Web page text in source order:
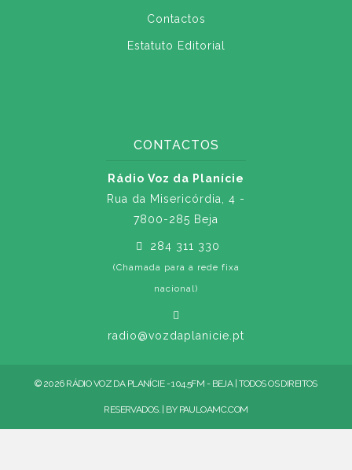
Contactos
Estatuto Editorial
CONTACTOS
Rádio Voz da Planície
Rua da Misericórdia, 4 -
7800-285 Beja
284 311 330
(Chamada para a rede fixa
nacional)
radio@vozdaplanicie.pt
© 2026 RÁDIO VOZ DA PLANÍCIE - 104.5FM - BEJA | TODOS OS DIREITOS
RESERVADOS. | BY PAULOAMC.COM